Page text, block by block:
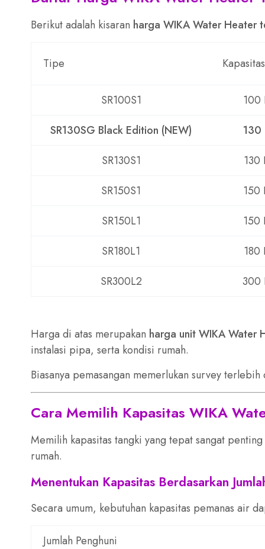
Berikut adalah kisaran harga WIKA Water Heater
Tipe
SR100S1
100
SR130SG Black Edition (NEW)
130
SR130S1
130
SR150S1
150
SR150L1
150
SR180L1
180
SR300L2
300
Harga di atas merupakan harga unit WIKA Water
instalasi pipa, serta kondisi rumah.
Biasanya pemasangan memerlukan survey
Cara Memilih Kapasitas WIKA
Memilih kapasitas tangki yang tepat sangat
rumah.
Menentukan Kapasitas Berdasarkan
Secara umum, kebutuhan kapasitas pemanas air
Jumlah Penghuni